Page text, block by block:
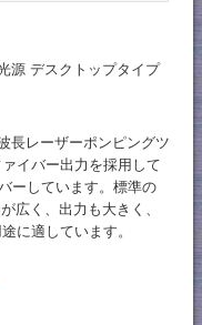
源 デスクトップタイプ
長レーザーポンピングツ
イバー出力を採用して
ーしています。標準の
広く、出力も大きく、
に適しています。